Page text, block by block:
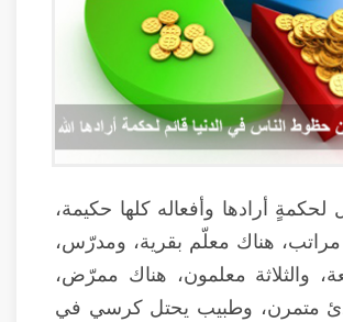
أرادها وأفعاله كلها حكيمة،
هناك معلّم بقرية، ومدرّس،
والثلاثة معلمون، هناك ممرّض،
متمرن، وطبيب يحتل كرسي في